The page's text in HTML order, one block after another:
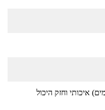
איכותי וחזק היכול